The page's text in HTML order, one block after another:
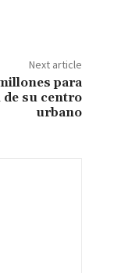
Next article
para
su centro
urbano